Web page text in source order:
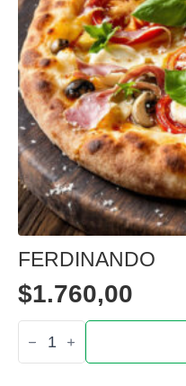
FERDINANDO
$1.760,00
Quantidade
de
Ferdinando